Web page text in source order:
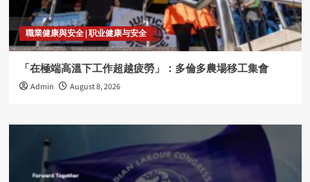
職業健康與安全 | 职业健康与安全
「在極端高溫下工作超越疲勞」：多倫多農場移工集會
Admin August 8, 2026